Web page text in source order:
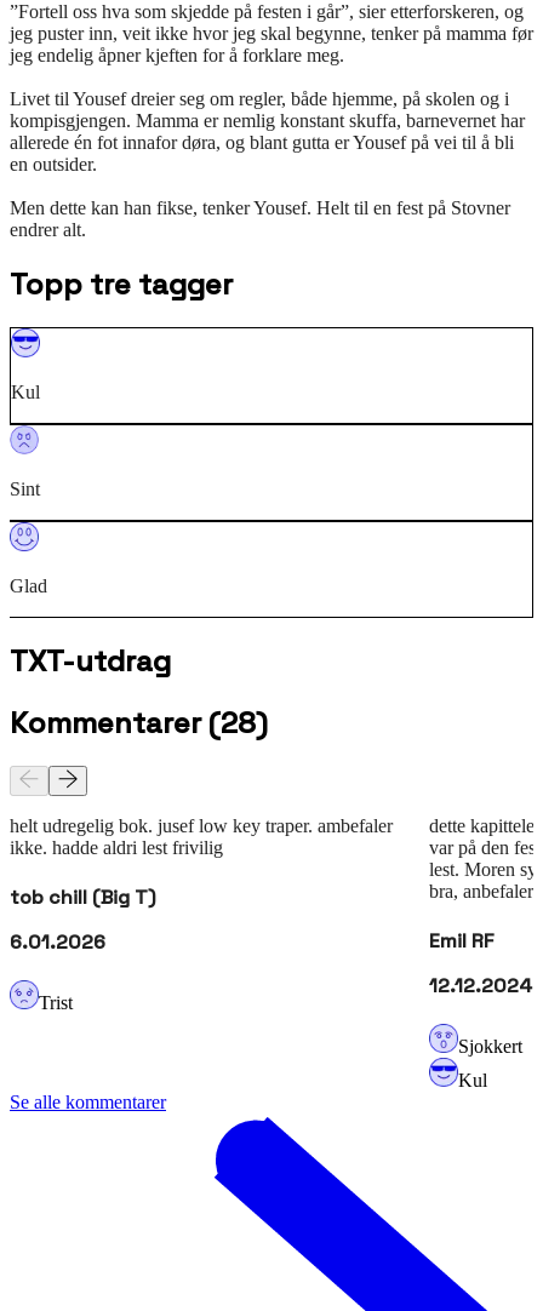
”Fortell oss hva som skjedde på festen i går”, sier etterforskeren, og
jeg puster inn, veit ikke hvor jeg skal begynne, tenker på mamma før
jeg endelig åpner kjeften for å forklare meg.
Livet til Yousef dreier seg om regler, både hjemme, på skolen og i
kompisgjengen. Mamma er nemlig konstant skuffa, barnevernet har
allerede én fot innafor døra, og blant gutta er Yousef på vei til å bli
en outsider.
Men dette kan han fikse, tenker Yousef. Helt til en fest på Stovner
endrer alt.
Topp tre tagger
Kul
Sint
Glad
TXT-utdrag
Kommentarer(28)
helt udregelig bok. jusef low key traper. ambefaler
ikke. hadde aldri lest frivilig
tob chill (Big T)
6.01.2026
Trist
dette
var på den
lest. Moren
bra, anbefaler
Emil RF
12.12.2024
Sjokkert
Kul
Se alle kommentarer